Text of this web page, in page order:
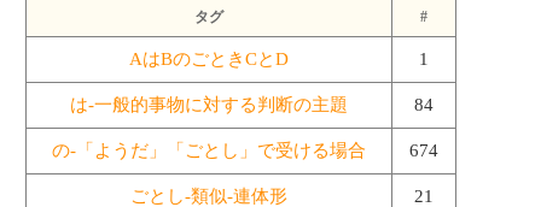
タグ #
AはBのごときCとD 1
は-一般的事物に対する判断の主題 84
の-「ようだ」「ごとし」で受ける場合 674
ごとし-類似-連体形 21